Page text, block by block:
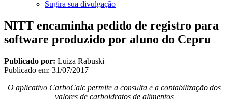
Sugira sua divulgação
NITT encaminha pedido de registro para
software produzido por aluno do Cepru
Publicado por: Luiza Rabuski
Publicado em: 31/07/2017
O aplicativo CarboCalc permite a consulta e a contabilização dos
valores de carboidratos de alimentos